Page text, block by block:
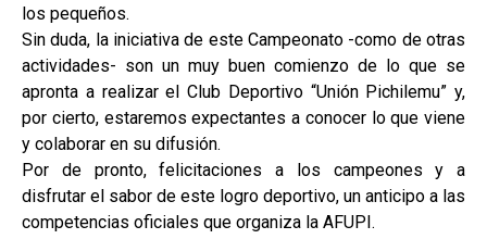
los pequeños.
Sin duda, la iniciativa de este Campeonato -como de otras
actividades- son un muy buen comienzo de lo que se
apronta a realizar el Club Deportivo “Unión Pichilemu” y,
por cierto, estaremos expectantes a conocer lo que viene
y colaborar en su difusión.
Por de pronto, felicitaciones a los campeones y a
disfrutar el sabor de este logro deportivo, un anticipo a las
competencias oficiales que organiza la AFUPI.